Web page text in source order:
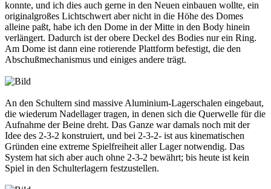
konnte, und ich dies auch gerne in den Neuen einbauen wollte, ein
originalgroßes Lichtschwert aber nicht in die Höhe des Domes
alleine paßt, habe ich den Dome in der Mitte in den Body hinein
verlängert. Dadurch ist der obere Deckel des Bodies nur ein Ring.
Am Dome ist dann eine rotierende Plattform befestigt, die den
Abschußmechanismus und einiges andere trägt.
An den Schultern sind massive Aluminium-Lagerschalen eingebaut,
die wiederum Nadellager tragen, in denen sich die Querwelle für die
Aufnahme der Beine dreht. Das Ganze war damals noch mit der
Idee des 2-3-2 konstruiert, und bei 2-3-2- ist aus kinematischen
Gründen eine extreme Spielfreiheit aller Lager notwendig. Das
System hat sich aber auch ohne 2-3-2 bewährt; bis heute ist kein
Spiel in den Schulterlagern festzustellen.